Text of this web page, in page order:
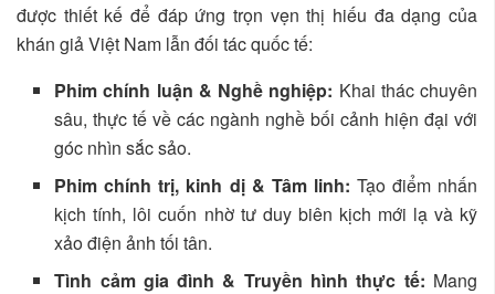
được thiết kế để đáp ứng trọn vẹn thị hiếu đa dạng của
khán giả Việt Nam lẫn đối tác quốc tế:
Phim chính luận & Nghề nghiệp: Khai thác chuyên
sâu, thực tế về các ngành nghề bối cảnh hiện đại với
góc nhìn sắc sảo.
Phim chính trị, kinh dị & Tâm linh: Tạo điểm nhấn
kịch tính, lôi cuốn nhờ tư duy biên kịch mới lạ và kỹ
xảo điện ảnh tối tân.
Tình cảm gia đình & Truyền hình thực tế: Mang